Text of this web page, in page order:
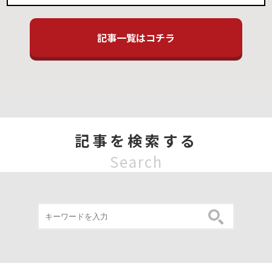
記事一覧はコチラ
記事を検索する
Search